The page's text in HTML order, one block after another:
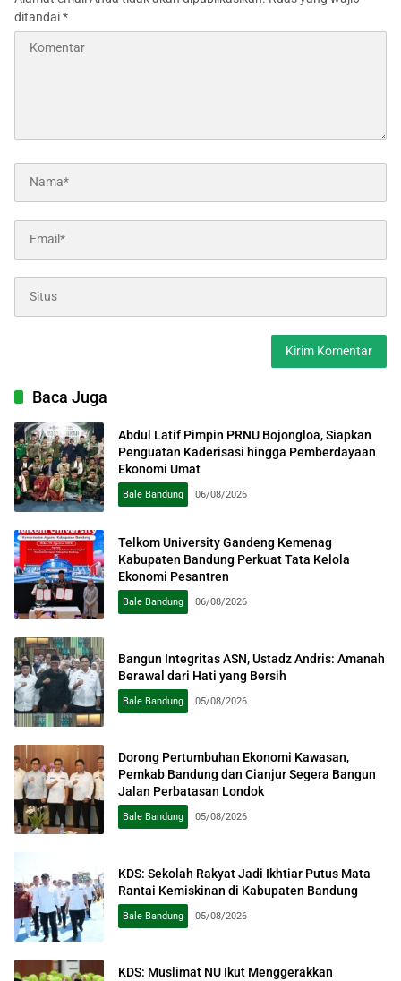
ditandai*
Baca Juga
Abdul Latif Pimpin PRNU Bojongloa, Siapkan
Penguatan Kaderisasi hingga Pemberdayaan
Ekonomi Umat
Bale Bandung 06/08/2026
Telkom University Gandeng Kemenag
Kabupaten Bandung Perkuat Tata Kelola
Ekonomi Pesantren
Bale Bandung 06/08/2026
Bangun Integritas ASN, Ustadz Andris: Amanah
Berawal dari Hati yang Bersih
Bale Bandung 05/08/2026
Dorong Pertumbuhan Ekonomi Kawasan,
Pemkab Bandung dan Cianjur Segera Bangun
Jalan Perbatasan Londok
Bale Bandung 05/08/2026
KDS: Sekolah Rakyat Jadi Ikhtiar Putus Mata
Rantai Kemiskinan di Kabupaten Bandung
Bale Bandung 05/08/2026
KDS: Muslimat NU Ikut Menggerakkan